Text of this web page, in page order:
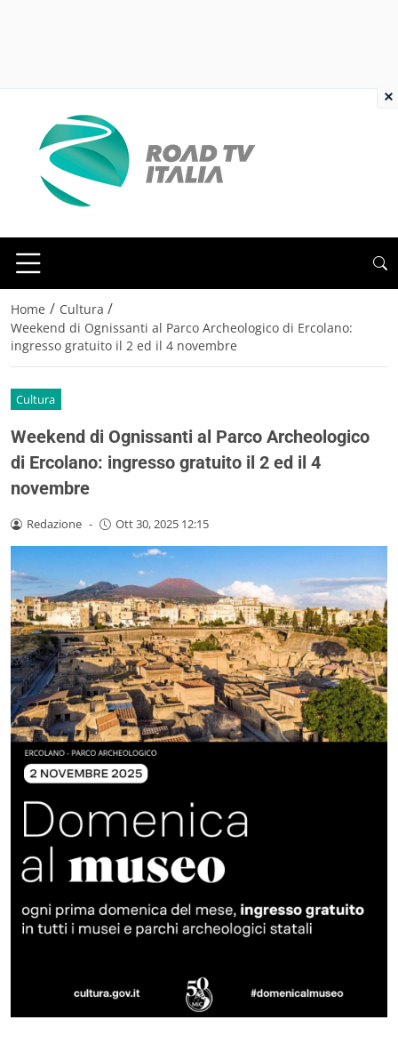
Home / Cultura /
Weekend di Ognissanti al Parco Archeologico di Ercolano:
ingresso gratuito il 2 ed il 4 novembre
Cultura
Weekend di Ognissanti al Parco Archeologico
di Ercolano: ingresso gratuito il 2 ed il 4
novembre
Redazione - Ott 30, 2025 12:15
×